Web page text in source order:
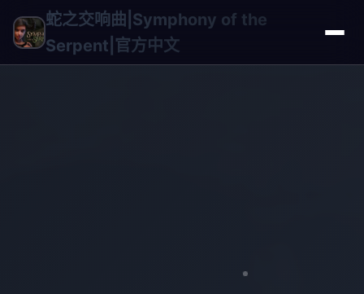
蛇之交响曲|Symphony of the
Serpent|官方中文